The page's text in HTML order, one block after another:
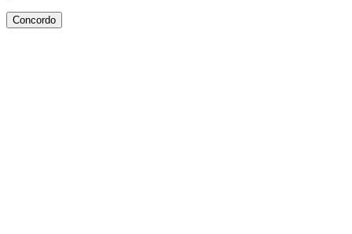
Concordo